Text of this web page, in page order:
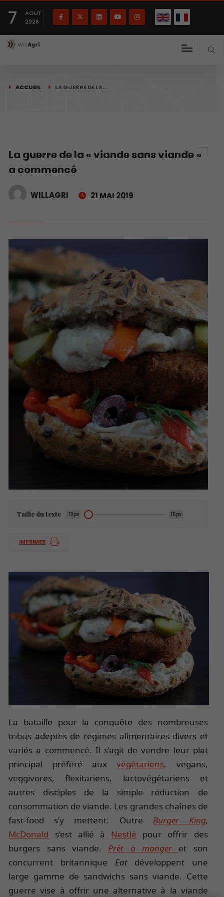
7
AOUT
2026
ACCUEIL LA GUERRE DE LA…
La guerre de la « viande sans viande »
a commencé
WILLAGRI 21 MAI 2019
Taille du texte 12px 15px
IMPRIMER
La bataille pour la conquête des nombreuses
tribus adeptes de régimes alimentaires divers et
variés a commencé. Il s’agit de vendre leur plat
principal préféré auxvégétariens, vegans,
veggivores, flexitariens, lactovégétariens et
autres disciples de la simple réduction de
consommation de viande. Les grandes chaînes de
fast-food s’y mettent. Outre Burger King,
McDonald s’est allié à Nestlé pour offrir des
burgers sans viande. Prêt à manger et son
concurrent britannique Eat développent une
large gamme de sandwichs sans viande. Cette
guerre vise à offrir une alternative à la viande
Français English(English)